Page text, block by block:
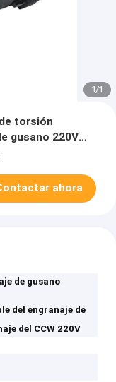
1/1
torsión
gusano 220V
ahora
de gusano
del engranaje de
del CCW 220V